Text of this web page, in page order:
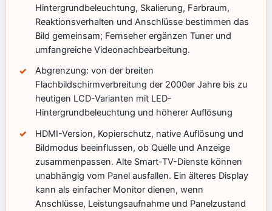
Hintergrundbeleuchtung, Skalierung, Farbraum,
Reaktionsverhalten und Anschlüsse bestimmen das
Bild gemeinsam; Fernseher ergänzen Tuner und
umfangreiche Videonachbearbeitung.
Abgrenzung: von der breiten
Flachbildschirmverbreitung der 2000er Jahre bis zu
heutigen LCD-Varianten mit LED-
Hintergrundbeleuchtung und höherer Auflösung
HDMI-Version, Kopierschutz, native Auflösung und
Bildmodus beeinflussen, ob Quelle und Anzeige
zusammenpassen. Alte Smart-TV-Dienste können
unabhängig vom Panel ausfallen. Ein älteres Display
kann als einfacher Monitor dienen, wenn
Anschlüsse, Leistungsaufnahme und Panelzustand